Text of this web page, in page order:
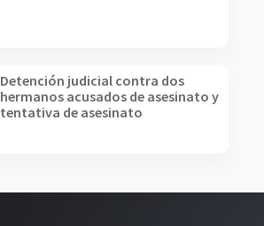
Detención judicial contra dos
hermanos acusados de asesinato y
tentativa de asesinato